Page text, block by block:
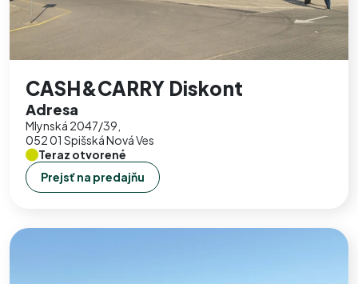
CASH&CARRY Diskont
Adresa
Mlynská 2047/39,
052 01 Spišská Nová Ves
Teraz otvorené
Prejsť na predajňu